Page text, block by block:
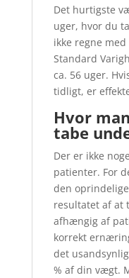
Det hurtigste
uger, hvor du
ikke regne
Standard
ca. 56 uger.
tidligt, er
Hvor
tabe
Der er ikke
patienter. For
den
resultatet af at
afhængig af
korrekt
det
% af din vægt.